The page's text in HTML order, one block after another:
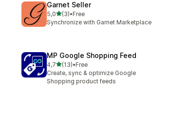
Garnet Seller
5,05 yıldız üzerinden
(3)
toplam 3 değerlendirme
•Free
Synchronize with Garnet Marketplace
MP Google Shopping Feed
4,75 yıldız üzerinden
(13)
toplam 13 değerlendirme
•Free
Create, sync & optimize Google
Shopping product feeds